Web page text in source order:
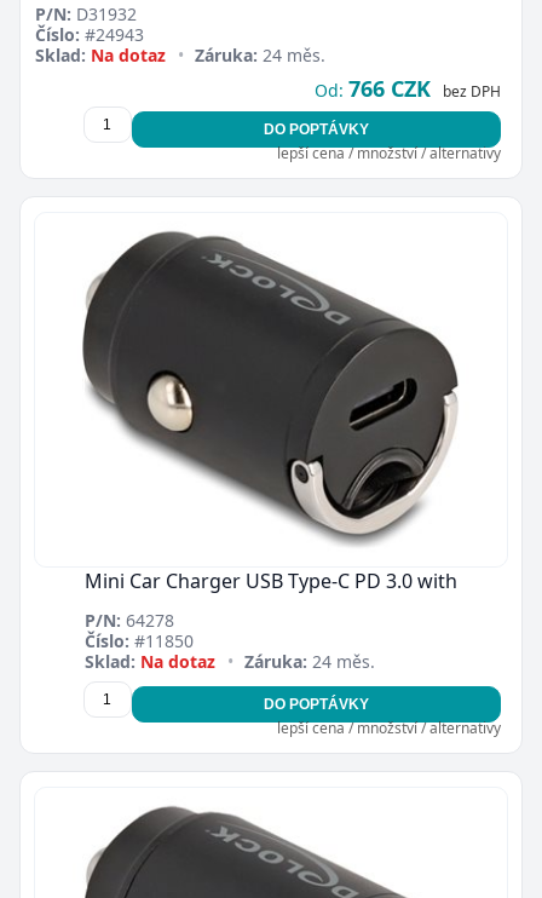
Zavřít
P/N: D31932
Číslo: #24943
Sklad: Na dotaz • Záruka: 24 měs.
Od: 766 CZK bez DPH
DO POPTÁVKY
lepší cena / množství / alternativy
Mini Car Charger USB Type-C PD 3.0 with
P/N: 64278
Číslo: #11850
Sklad: Na dotaz • Záruka: 24 měs.
DO POPTÁVKY
lepší cena / množství / alternativy